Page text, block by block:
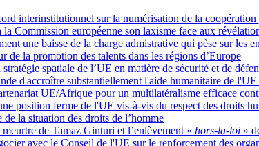
interinstitutionnel sur la numérisation de la
la Commission européenne son laxisme face aux
une baisse de la charge admistrative qui pèse sur les
de la promotion des talents dans les régions d’Europe
spatiale de l’UE en matière de sécurité et de
d'accroître substantiellement l'aide humanitaire de
UE/Afrique pour un multilatéralisme efficace
position ferme de l'UE vis-à-vis du respect des droits
la situation des droits de l’homme
de Tamaz Ginturi et l’enlèvement « hors-la-loi »
avec le Conseil de l'UE sur le renforcement des